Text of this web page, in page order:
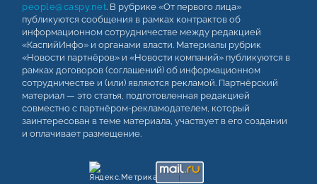
people@caspy.net. В рубрике «От первого лица»
публикуются сообщения в рамках контрактов об
информационном сотрудничестве между редакцией
«КаспийИнфо» и органами власти. Материалы рубрик
«Новости партнёров» и «Новости компаний» публикуются в
рамках договоров (соглашений) об информационном
сотрудничестве и (или) являются рекламой. Партнёрский
материал — это статья, подготовленная редакцией
совместно с партнёром-рекламодателем, который
заинтересован в теме материала, участвует в его создании
и оплачивает размещение.